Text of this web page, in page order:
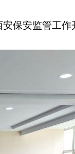
保安监管工